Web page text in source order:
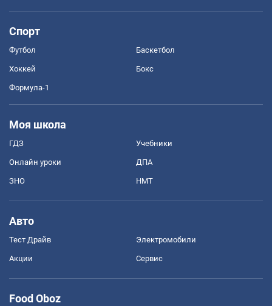
Спорт
Футбол Баскетбол
Хоккей Бокс
Формула-1
Моя школа
ГДЗ Учебники
Онлайн уроки ДПА
ЗНО НМТ
Авто
Тест Драйв Электромобили
Акции Сервис
Food Oboz